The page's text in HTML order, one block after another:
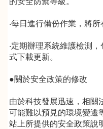
‧每日進行備份作業，將
‧定期辦理系統維護檢測
式下載更新。
●關於安全政策的修改
由於科技發展迅速，相關
可能難以預見的環境變遷
站上所提供的安全政策說